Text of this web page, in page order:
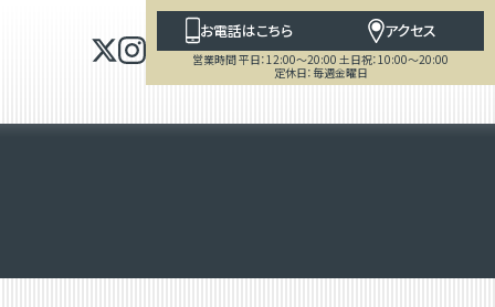
お電話はこちら アクセス
営業時間 平日：12:00～20:00 土日祝：10:00～20:00
定休日：毎週金曜日